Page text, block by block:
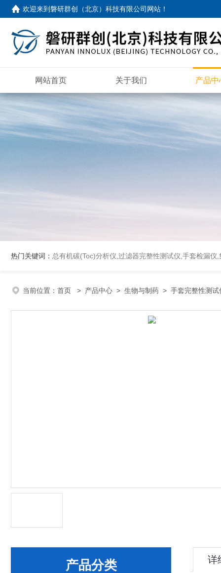
欢迎来到磐研群创（北京）科技有限公司网站 ！
网站首页 关于我们 产品中
热门关键词： 总有机碳(Toc)分析仪 过滤器完整性测试仪 手套检漏仪
当前位置： 首页 > 产品中心 > 生物与制药 > 手套完整性测试
产品分类 详